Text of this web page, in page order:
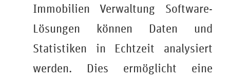
Immobilien Verwaltung Software-
Lösungen können Daten und
Statistiken in Echtzeit analysiert
werden. Dies ermöglicht eine